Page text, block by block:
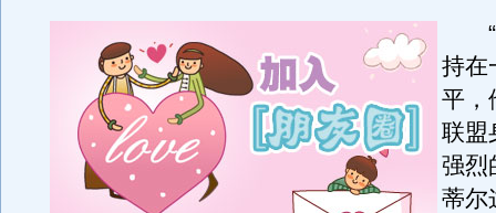
“
持在
平，
联盟
强烈
蒂尔